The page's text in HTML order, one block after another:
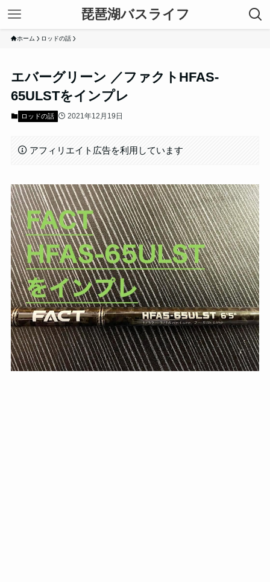
琵琶湖バスライフ
ホーム ロッドの話
エバーグリーン ／ファクトHFAS-
65ULSTをインプレ
ロッドの話 2021年12月19日
アフィリエイト広告を利用しています